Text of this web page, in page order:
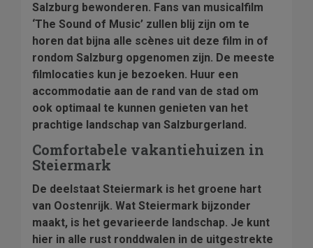
Salzburg bewonderen. Fans van musicalfilm
‘The Sound of Music’ zullen blij zijn om te
horen dat bijna alle scènes uit deze film in of
rondom Salzburg opgenomen zijn. De meeste
filmlocaties kun je bezoeken. Huur een
accommodatie aan de rand van de stad om
ook optimaal te kunnen genieten van het
prachtige landschap van Salzburgerland.
Comfortabele vakantiehuizen in
Steiermark
De deelstaat Steiermark is het groene hart
van Oostenrijk. Wat Steiermark bijzonder
maakt, is het gevarieerde landschap. Je kunt
hier in alle rust ronddwalen in de uitgestrekte